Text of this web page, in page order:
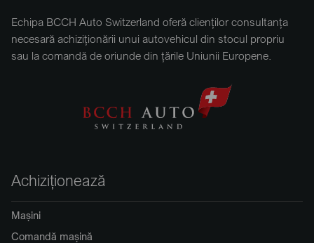
Echipa BCCH Auto Switzerland oferă clienților consultanța
necesară achiziționării unui autovehicul din stocul propriu
sau la comandă de oriunde din țările Uniunii Europene.
Achiziționează
Mașini
Comandă mașină